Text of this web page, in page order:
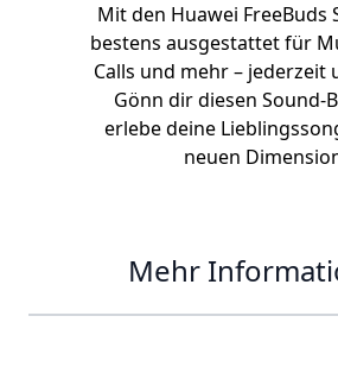
Mit den Huawei FreeBuds
bestens ausgestattet für
Calls und mehr – jederzeit
Gönn dir diesen Sound-
erlebe deine
neuen
Mehr